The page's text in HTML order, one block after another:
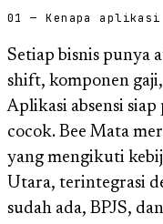
01 — Kenapa
Setiap bisnis punya
shift, komponen
Aplikasi absensi
cocok. Bee Mata
yang mengikuti
Utara, terintegrasi
sudah ada, BPJS,